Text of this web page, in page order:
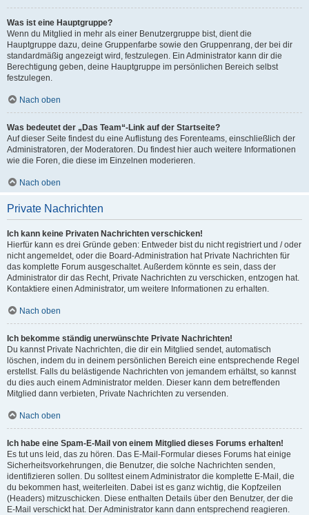
Was ist eine Hauptgruppe?
Wenn du Mitglied in mehr als einer Benutzergruppe bist, dient die
Hauptgruppe dazu, deine Gruppenfarbe sowie den Gruppenrang, der bei dir
standardmäßig angezeigt wird, festzulegen. Ein Administrator kann dir die
Berechtigung geben, deine Hauptgruppe im persönlichen Bereich selbst
festzulegen.
Nach oben
Was bedeutet der „Das Team“-Link auf der Startseite?
Auf dieser Seite findest du eine Auflistung des Forenteams, einschließlich der
Administratoren, der Moderatoren. Du findest hier auch weitere Informationen
wie die Foren, die diese im Einzelnen moderieren.
Nach oben
Private Nachrichten
Ich kann keine Privaten Nachrichten verschicken!
Hierfür kann es drei Gründe geben: Entweder bist du nicht registriert und / oder
nicht angemeldet, oder die Board-Administration hat Private Nachrichten für
das komplette Forum ausgeschaltet. Außerdem könnte es sein, dass der
Administrator dir das Recht, Private Nachrichten zu verschicken, entzogen hat.
Kontaktiere einen Administrator, um weitere Informationen zu erhalten.
Nach oben
Ich bekomme ständig unerwünschte Private Nachrichten!
Du kannst Private Nachrichten, die dir ein Mitglied sendet, automatisch
löschen, indem du in deinem persönlichen Bereich eine entsprechende Regel
erstellst. Falls du belästigende Nachrichten von jemandem erhältst, so kannst
du dies auch einem Administrator melden. Dieser kann dem betreffenden
Mitglied dann verbieten, Private Nachrichten zu versenden.
Nach oben
Ich habe eine Spam-E-Mail von einem Mitglied dieses Forums erhalten!
Es tut uns leid, das zu hören. Das E-Mail-Formular dieses Forums hat einige
Sicherheitsvorkehrungen, die Benutzer, die solche Nachrichten senden,
identifizieren sollen. Du solltest einem Administrator die komplette E-Mail, die
du bekommen hast, weiterleiten. Dabei ist es ganz wichtig, die Kopfzeilen
(Headers) mitzuschicken. Diese enthalten Details über den Benutzer, der die
E-Mail verschickt hat. Der Administrator kann dann entsprechend reagieren.